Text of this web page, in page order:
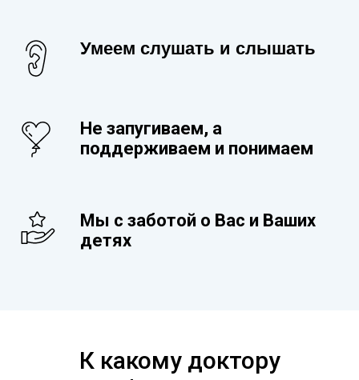
Умеем слушать и слышать
Не запугиваем, а
поддерживаем и понимаем
Мы с заботой о Вас и Ваших
детях
К какому доктору